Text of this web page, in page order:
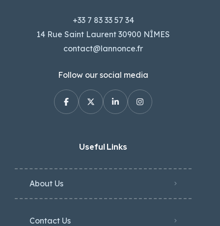
+33 7 83 33 57 34
14 Rue Saint Laurent 30900 NÎMES
contact@lannonce.fr
Follow our social media
Useful Links
About Us
Contact Us